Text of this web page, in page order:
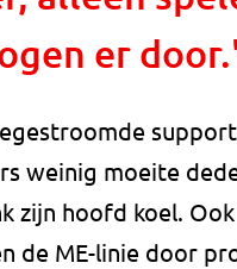
er
weinig moeite
zijn hoofd koel.
de ME-linie door